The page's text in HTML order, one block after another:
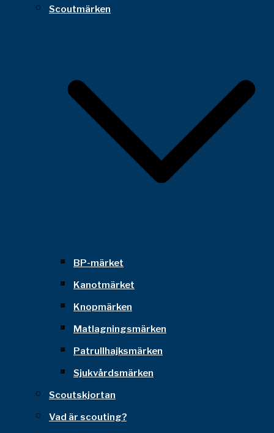
Scoutmärken
BP-märket
Kanotmärket
Knopmärken
Matlagningsmärken
Patrullhajksmärken
Sjukvårdsmärken
Scoutskjortan
Vad är scouting?